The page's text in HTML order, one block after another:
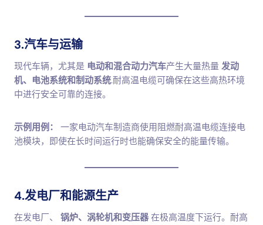
3.汽车与运输
现代车辆，尤其是 电动和混合动力汽车产生大量热量 发动
机、电池系统和制动系统.耐高温电缆可确保在这些高热环境
中进行安全可靠的连接。
示例用例：
一家电动汽车制造商使用阻燃耐高温电缆连接电
池模块，即使在长时间运行时也能确保安全的能量传输。
4.发电厂和能源生产
在发电厂、 锅炉、涡轮机和变压器在极高温度下运行。耐高